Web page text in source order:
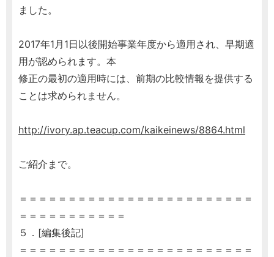
ました。
2017年1月1日以後開始事業年度から適用され、早期適
用が認められます。本
修正の最初の適用時には、前期の比較情報を提供する
ことは求められません。
http://ivory.ap.teacup.com/kaikeinews/8864.html
ご紹介まで。
＝＝＝＝＝＝＝＝＝＝＝＝＝＝＝＝＝＝＝＝＝＝＝＝
＝＝＝＝＝＝＝＝＝＝＝
５．[編集後記]
＝＝＝＝＝＝＝＝＝＝＝＝＝＝＝＝＝＝＝＝＝＝＝＝